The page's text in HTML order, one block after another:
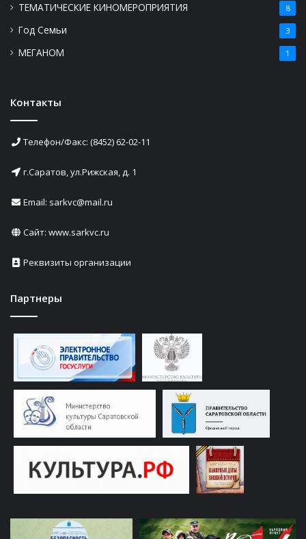
ТЕМАТИЧЕСКИЕ КИНОМЕРОПРИЯТИЯ 8
Год Семьи 3
МЕГАНОМ 1
Контакты
Телефон/Факс: (8452) 62-02-11
г.Саратов, ул.Рижская, д. 1
Email: sarkvc@mail.ru
Сайт: www.sarkvc.ru
Реквизиты организации
Партнеры